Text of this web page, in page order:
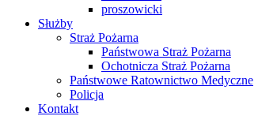
proszowicki
Służby
Straż Pożarna
Państwowa Straż Pożarna
Ochotnicza Straż Pożarna
Państwowe Ratownictwo Medyczne
Policja
Kontakt